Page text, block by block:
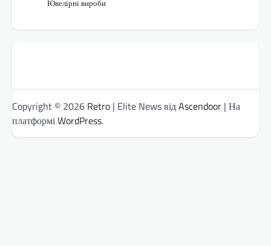
Ювелірні вироби
Copyright © 2026 Retro | Elite News відAscendoor | На
платформіWordPress.